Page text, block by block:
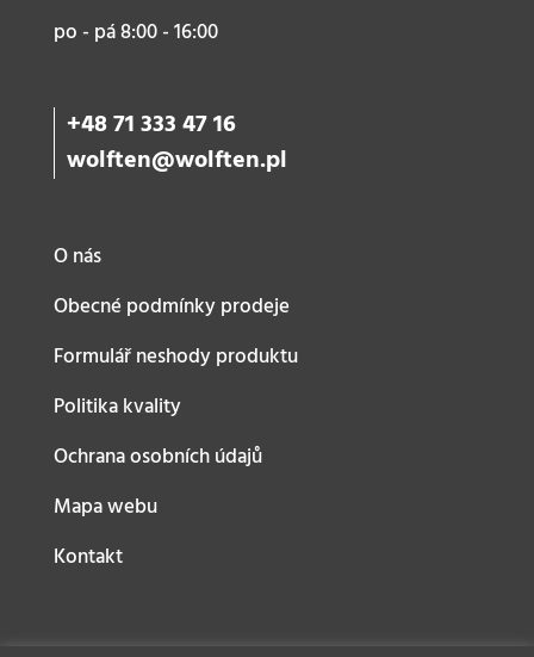
po - pá 8:00 - 16:00
+48 71 333 47 16
wolften@wolften.pl
O nás
Obecné podmínky prodeje
Formulář neshody produktu
Politika kvality
Ochrana osobních údajů
Mapa webu
Kontakt